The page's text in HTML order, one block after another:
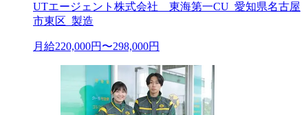
UTエージェント株式会社 東海第一CU_愛知県名古屋
市東区_製造
月給220,000円〜298,000円